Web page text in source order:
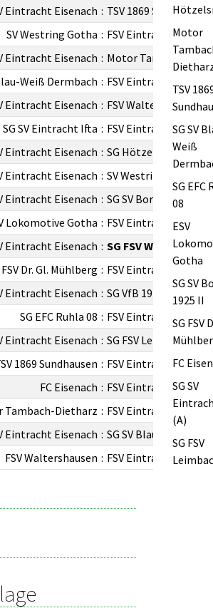
Eintracht Eisenach : TSV 1869 Sundhausen
SV Westring Gotha : FSV Eintracht Eisenach
Eintracht Eisenach : Motor Tambach-
Weiß Dermbach : FSV Eintracht Eisenach
Eintracht Eisenach : FSV Waltershausen
SG SV Eintracht Ifta : FSV Eintracht
Eintracht Eisenach : SG Hötzelsroda
Eintracht Eisenach : SV Westring Gotha
Eintracht Eisenach : SG SV Borsch 1925 II
Lokomotive Gotha : FSV Eintracht Eisenach
Eintracht Eisenach : SG FSV Wacker 03
FSV Dr. Gl. Mühlberg : FSV Eintracht Eisenach
Eintracht Eisenach : SG VfB 1919 Vacha
SG EFC Ruhla 08 : FSV Eintracht Eisenach
Eintracht Eisenach : SG FSV Leimbach 1912
1869 Sundhausen : FSV Eintracht
FC Eisenach : FSV Eintracht Eisenach
Tambach-Dietharz : FSV Eintracht
Eintracht Eisenach : SG SV Blau-Weiß
FSV Waltershausen : FSV Eintracht
Motor
TSV
SG SV
Weiß
SG EFC
08
ESV
Gotha
SG SV
1925 II
SG FSV
FC
SG SV
(A)
SG FSV